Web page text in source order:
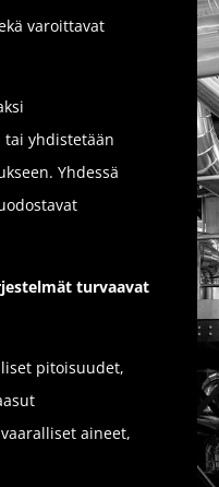
varoittavat
yhdistetään
Yhdessä
turvaavat
pitoisuudet,
aineet,